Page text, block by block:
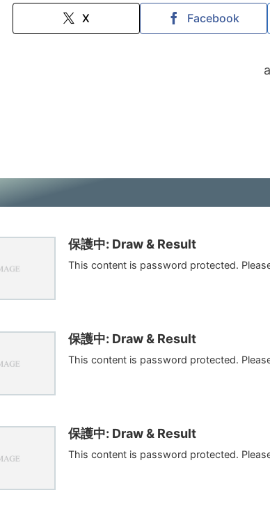
X Facebook
保護中: Draw & Result
This content is password protected.
保護中: Draw & Result
This content is password protected.
保護中: Draw & Result
This content is password protected.